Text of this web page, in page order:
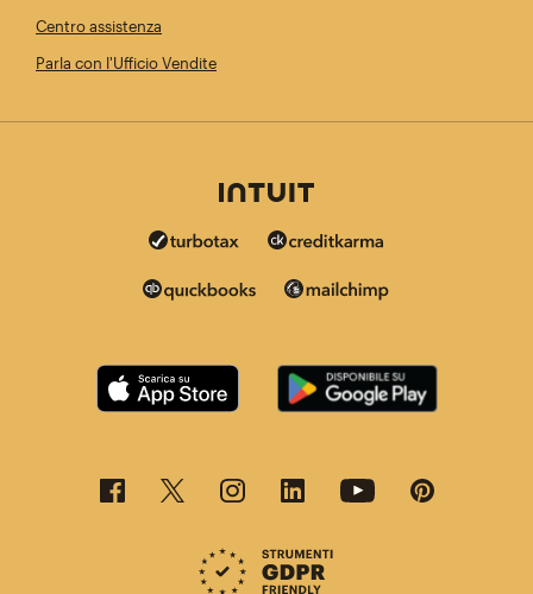
Centro assistenza
Parla con l'Ufficio Vendite